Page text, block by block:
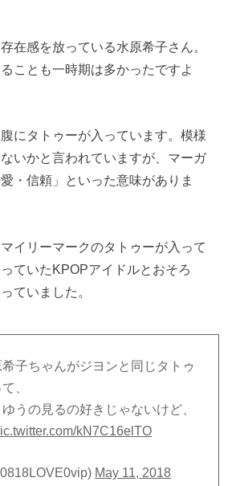
在感を放っている水原希子さん。
ことも一時期は多かったですよ
にタトゥーが入っています。模様
いかと言われていますが、マーガ
・信頼」といった意味がありま
イリーマークのタトゥーが入って
ていたKPOPアイドルとおそろ
ていました。
子ちゃんがジヨンと同じタトゥ
、
うの見るの好きじゃないけど、
kN7C16elTO
May 11, 2018